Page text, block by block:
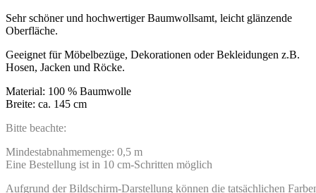
Sehr schöner und hochwertiger Baumwollsamt, leicht glänzende
Oberfläche.
Geeignet für Möbelbezüge, Dekorationen oder Bekleidungen z.B.
Hosen, Jacken und Röcke.
Material: 100 % Baumwolle
Breite: ca. 145 cm
Bitte beachte:
Mindestabnahmemenge: 0,5 m
Eine Bestellung ist in 10 cm-Schritten möglich
Aufgrund der Bildschirm-Darstellung können die tatsächlichen